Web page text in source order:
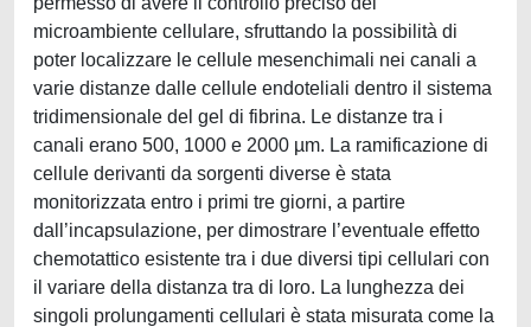
microambiente cellulare, sfruttando la possibilità di
poter localizzare le cellule mesenchimali nei canali a
varie distanze dalle cellule endoteliali dentro il sistema
tridimensionale del gel di fibrina. Le distanze tra i
canali erano 500, 1000 e 2000 µm. La ramificazione di
cellule derivanti da sorgenti diverse è stata
monitorizzata entro i primi tre giorni, a partire
dall’incapsulazione, per dimostrare l’eventuale effetto
chemotattico esistente tra i due diversi tipi cellulari con
il variare della distanza tra di loro. La lunghezza dei
singoli prolungamenti cellulari è stata misurata come la